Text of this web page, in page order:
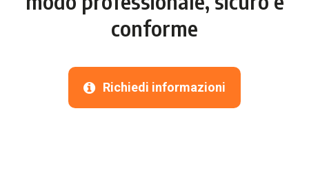
conforme
Richiedi informazioni